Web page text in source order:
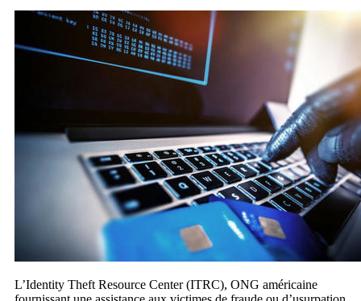
L’Identity Theft Resource Center (ITRC), ONG américaine